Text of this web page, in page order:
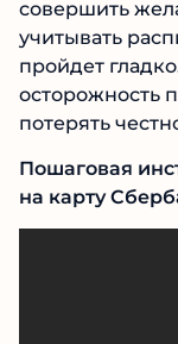
совершить
учитывать
пройдет
осторожность
потерять
Пошаговая
на карту